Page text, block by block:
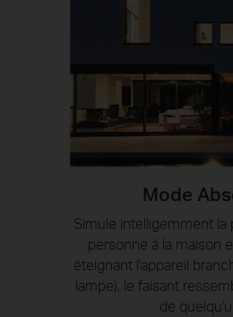
Mode
Simule intelligemment la
personne à la maison
éteignant l'appareil
lampe), le faisant
de